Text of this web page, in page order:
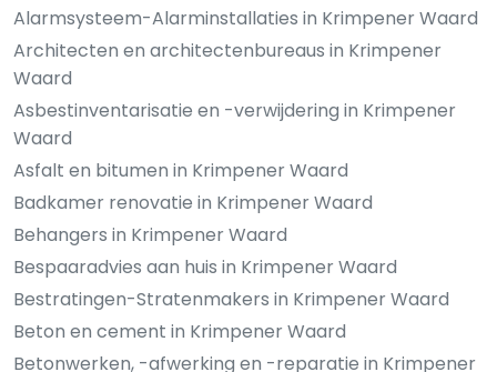
Alarmsysteem-Alarminstallaties in Krimpener Waard
Architecten en architectenbureaus in Krimpener
Waard
Asbestinventarisatie en -verwijdering in Krimpener
Waard
Asfalt en bitumen in Krimpener Waard
Badkamer renovatie in Krimpener Waard
Behangers in Krimpener Waard
Bespaaradvies aan huis in Krimpener Waard
Bestratingen-Stratenmakers in Krimpener Waard
Beton en cement in Krimpener Waard
Betonwerken, -afwerking en -reparatie in Krimpener